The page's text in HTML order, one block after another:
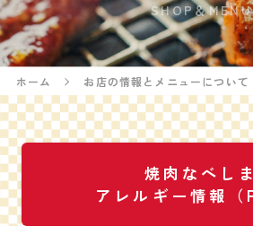
SHOP＆MENU
ホーム お店の情報とメニューについて
焼肉なべしま
アレルギー情報（